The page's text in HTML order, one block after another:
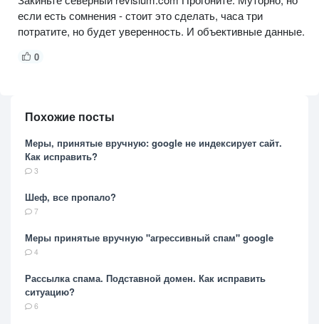
если есть сомнения - стоит это сделать, часа три
потратите, но будет уверенность. И объективные данные.
0
Похожие посты
Меры, принятые вручную: google не индексирует сайт.
Как исправить?
3
Шеф, все пропало?
7
Меры принятые вручную "агрессивный спам" google
4
Рассылка спама. Подставной домен. Как исправить
ситуацию?
6